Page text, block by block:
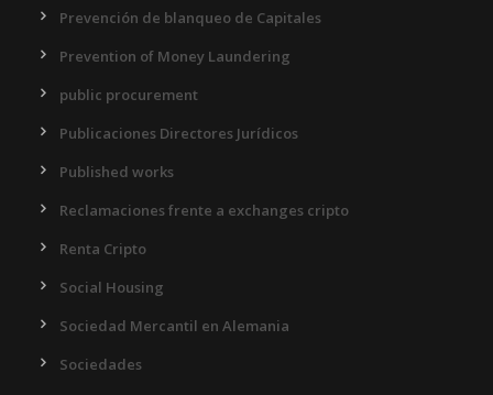
Prevención de blanqueo de Capitales
Prevention of Money Laundering
public procurement
Publicaciones Directores Jurídicos
Published works
Reclamaciones frente a exchanges cripto
Renta Cripto
Social Housing
Sociedad Mercantil en Alemania
Sociedades